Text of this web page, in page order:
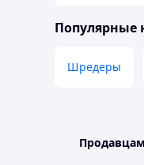
Популярные
Шредеры
Продавцам